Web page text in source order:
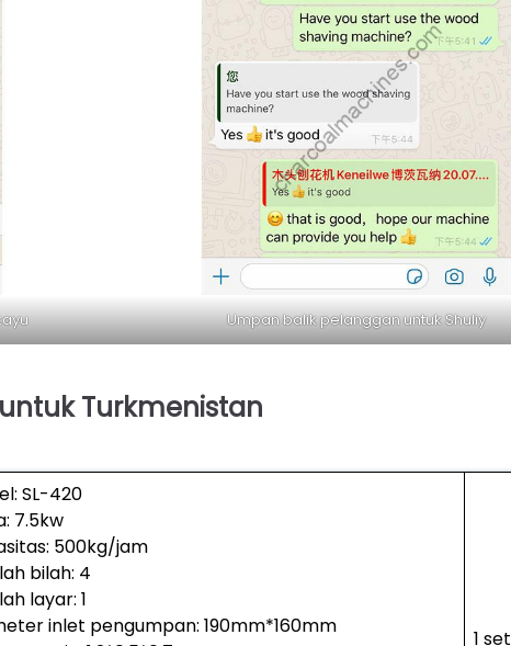
Umpan balik pelanggan untuk Shuliy
Turkmenistan
SL-420
7.5kw
500kg/jam
bilah: 4
layar: 1
inlet pengumpan: 190mm*160mm
1 set